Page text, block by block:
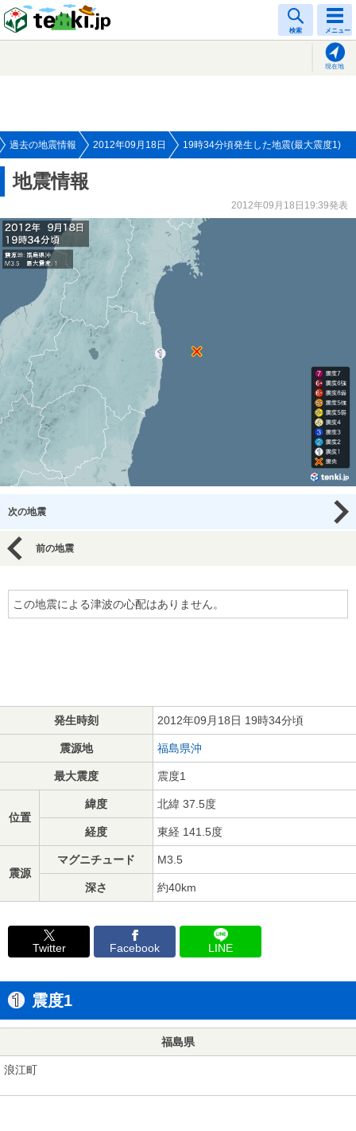
検索 メニュー
現在地
過去の地震情報 2012年09月18日 19時34分頃発生した地震(最大震度1)
地震情報
2012年09月18日19:39発表
次の地震
前の地震
この地震による津波の心配はありません。
発生時刻 2012年09月18日 19時34分頃
震源地 福島県沖
最大震度 震度1
位置
緯度 北緯 37.5度
経度 東経 141.5度
震源
マグニチュード M3.5
深さ 約40km
Twitter Facebook LINE
震度1
福島県
浪江町